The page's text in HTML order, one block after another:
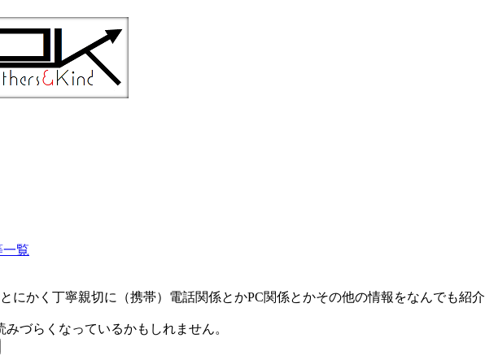
覧
とにかく丁寧親切に（携帯）電話関係とかPC関係とかその他の情報をなんでも紹
づらくなっているかもしれません。